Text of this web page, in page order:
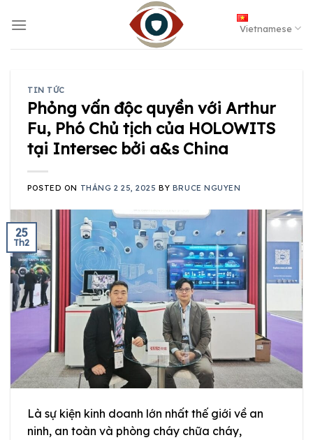
Vietnamese
TIN TỨC
Phỏng vấn độc quyền với Arthur
Fu, Phó Chủ tịch của HOLOWITS
tại Intersec bởi a&s China
POSTED ON THÁNG 2 25, 2025 BY BRUCE NGUYEN
25
Th2
Là sự kiện kinh doanh lớn nhất thế giới về an
ninh, an toàn và phòng cháy chữa cháy,